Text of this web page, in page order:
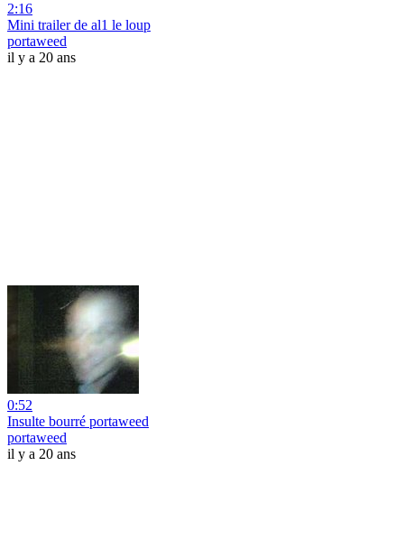
2:16
Mini trailer de al1 le loup
portaweed
il y a 20 ans
0:52
Insulte bourré portaweed
portaweed
il y a 20 ans